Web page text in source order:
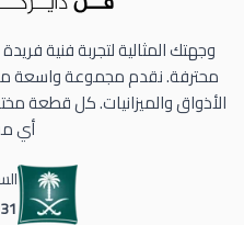
وجهتك المثالية لتجربة فنية
محترفة. نقدم مجموعة واسعة من
الأذواق والميزانيات. كل قطعة
أي